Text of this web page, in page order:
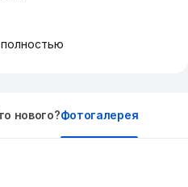
нового?Фотогалерея